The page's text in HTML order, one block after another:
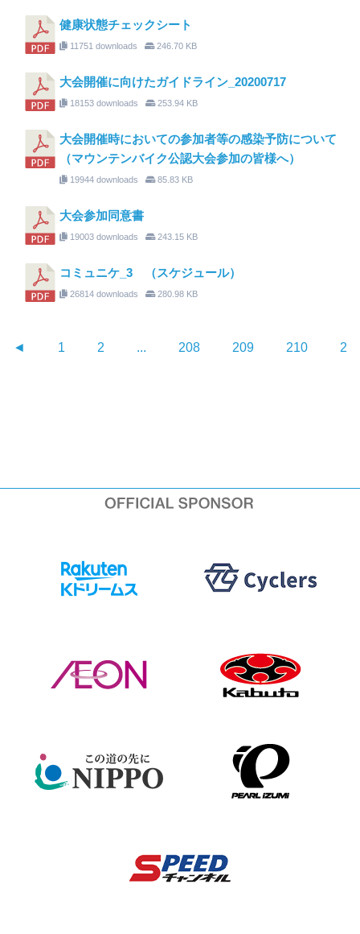
健康状態チェックシート
11751 downloads 246.70 KB
大会開催に向けたガイドライン_20200717
18153 downloads 253.94 KB
大会開催時においての参加者等の感染予防について
（マウンテンバイク公認大会参加の皆様へ）
19944 downloads 85.83 KB
大会参加同意書
19003 downloads 243.15 KB
コミュニケ_3 （スケジュール）
26814 downloads 280.98 KB
◄ 1 2 ... 208 209 210 211